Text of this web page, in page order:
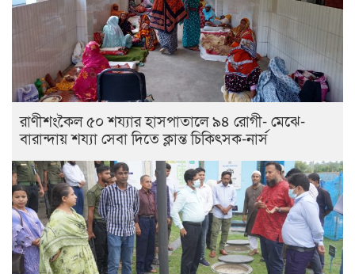
রাণীশংকৈল ​৫০ শয্যার হাসপাতালে ৯৪ রোগী- মেঝে-
বারান্দায় শয্যা সেবা দিতে ক্লান্ত চিকিৎসক-নার্স